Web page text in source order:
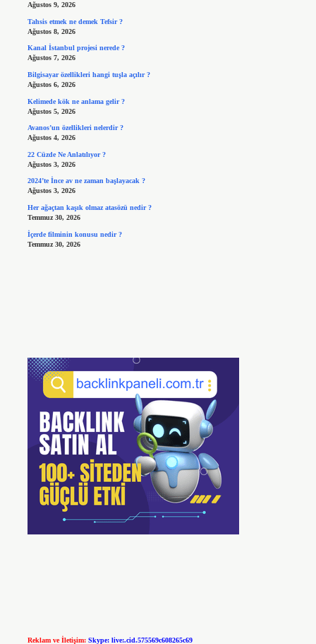
Ağustos 9, 2026
Tahsis etmek ne demek Tefsir ?
Ağustos 8, 2026
Kanal İstanbul projesi nerede ?
Ağustos 7, 2026
Bilgisayar özellikleri hangi tuşla açılır ?
Ağustos 6, 2026
Kelimede kök ne anlama gelir ?
Ağustos 5, 2026
Avanos’un özellikleri nelerdir ?
Ağustos 4, 2026
22 Cüzde Ne Anlatılıyor ?
Ağustos 3, 2026
2024’te İnce av ne zaman başlayacak ?
Ağustos 3, 2026
Her ağaçtan kaşık olmaz atasözü nedir ?
Temmuz 30, 2026
İçerde filminin konusu nedir ?
Temmuz 30, 2026
Reklam ve İletişim: Skype: live:.cid.575569c608265c69